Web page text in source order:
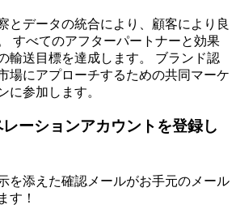
とデータの統合により、顧客により良
すべてのアフターパートナーと効果
輸送目標を達成します。 ブランド認
場にアプローチするための共同マーケ
に参加します。
ーションアカウントを登録し
を添えた確認メールがお手元のメール
す！